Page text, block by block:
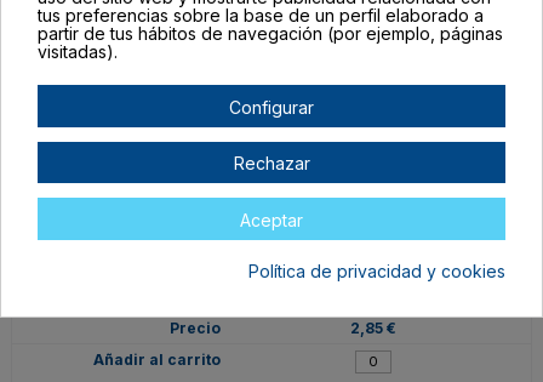
PT04142501
BLANCO
2,85 €
tus preferencias sobre la base de un perfil elaborado a
partir de tus hábitos de navegación (por ejemplo, páginas
visitadas).
Configurar
Rechazar
Aceptar
Política de privacidad y cookies